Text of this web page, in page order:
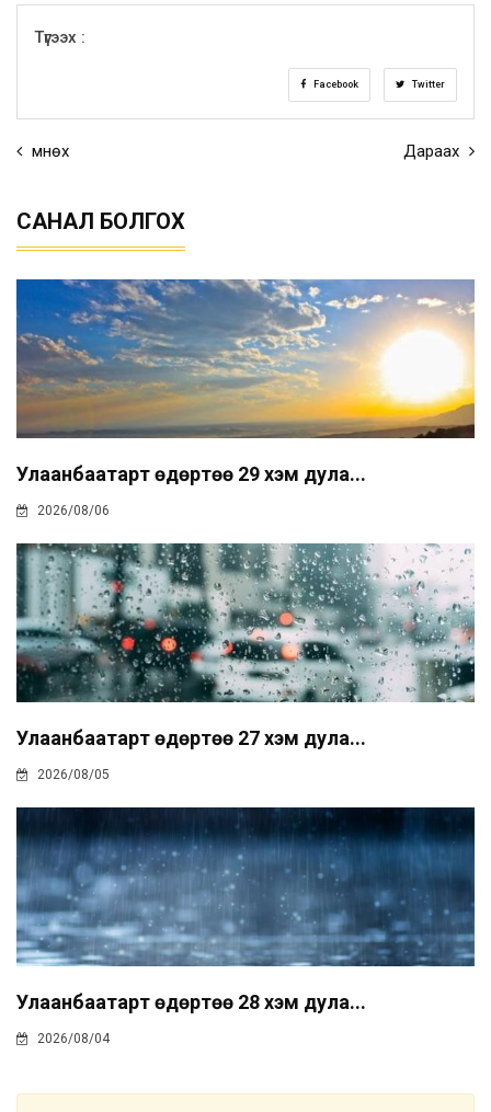
Түгээх :
Facebook Twitter
Өмнөх Дараах
САНАЛ БОЛГОХ
Улаанбаатарт өдөртөө 29 хэм дула...
2026/08/06
Улаанбаатарт өдөртөө 27 хэм дула...
2026/08/05
Улаанбаатарт өдөртөө 28 хэм дула...
2026/08/04